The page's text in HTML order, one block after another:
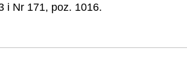
i Nr 171, poz. 1016.